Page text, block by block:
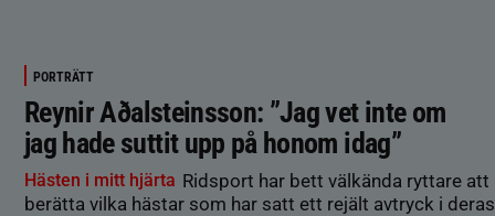
PORTRÄTT
Reynir Aðalsteinsson: ”Jag vet inte om
jag hade suttit upp på honom idag”
Hästen i mitt hjärta Ridsport har bett välkända ryttare att
berätta vilka hästar som har satt ett rejält avtryck i deras